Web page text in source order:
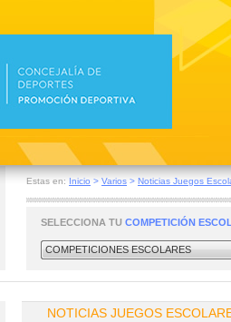
Estas en: Inicio > Varios > Noticias Juegos
SELECCIONA TU COMPETICIÓN
COMPETICIONES ESCOLARES
NOTICIAS JUEGOS